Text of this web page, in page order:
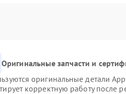
Оригинальные запчасти и
оригинальные детали
корректную работу после